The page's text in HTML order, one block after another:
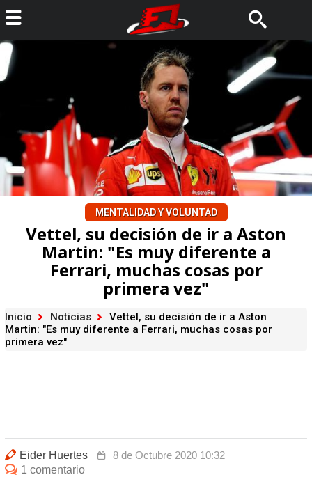
MENTALIDAD Y VOLUNTAD
Vettel, su decisión de ir a Aston
Martin: "Es muy diferente a
Ferrari, muchas cosas por
primera vez"
Inicio Noticias
Vettel, su decisión de ir a Aston
Martin: "Es muy diferente a Ferrari, muchas cosas por
primera vez"
Eider Huertes
8 de Octubre 2020 10:32
1 comentario